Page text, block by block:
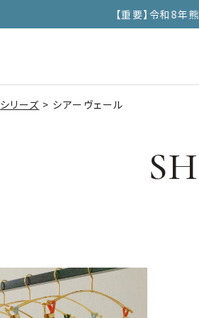
【重要】令和8年熊
シリーズ シアーヴェール